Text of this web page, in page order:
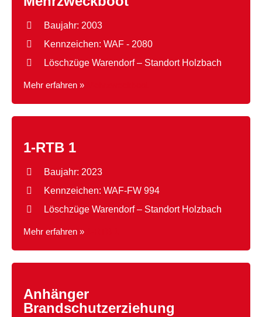
Baujahr: 2003
Kennzeichen: WAF - 2080
Löschzüge Warendorf – Standort Holzbach
Mehr erfahren »
1-RTB 1
Baujahr: 2023
Kennzeichen: WAF-FW 994
Löschzüge Warendorf – Standort Holzbach
Mehr erfahren »
Anhänger
Brandschutzerziehung